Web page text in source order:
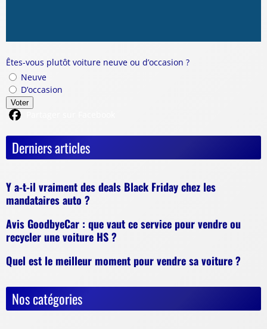
Êtes-vous plutôt voiture neuve ou d’occasion ?
Neuve
D’occasion
Voter
Derniers articles
Y a-t-il vraiment des deals Black Friday chez les
mandataires auto ?
Avis GoodbyeCar : que vaut ce service pour vendre ou
recycler une voiture HS ?
Quel est le meilleur moment pour vendre sa voiture ?
Nos catégories